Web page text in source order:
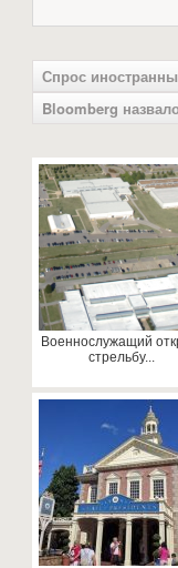
Спрос
Bloomberg
Военнослужащий
стрельбу...